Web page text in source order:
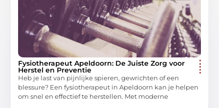
Fysiotherapeut Apeldoorn: De Juiste Zorg voor
Herstel en Preventie
Heb je last van pijnlijke spieren, gewrichten of een
blessure? Een fysiotherapeut in Apeldoorn kan je helpen
om snel en effectief te herstellen. Met moderne